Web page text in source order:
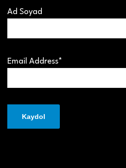
Ad Soyad
Email Address*